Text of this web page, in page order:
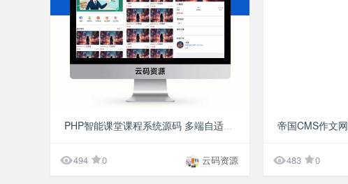
494 0 云码资源 483 0